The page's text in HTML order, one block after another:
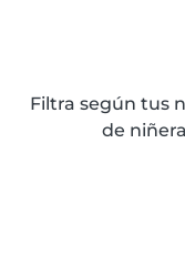
Filtra según tus
de